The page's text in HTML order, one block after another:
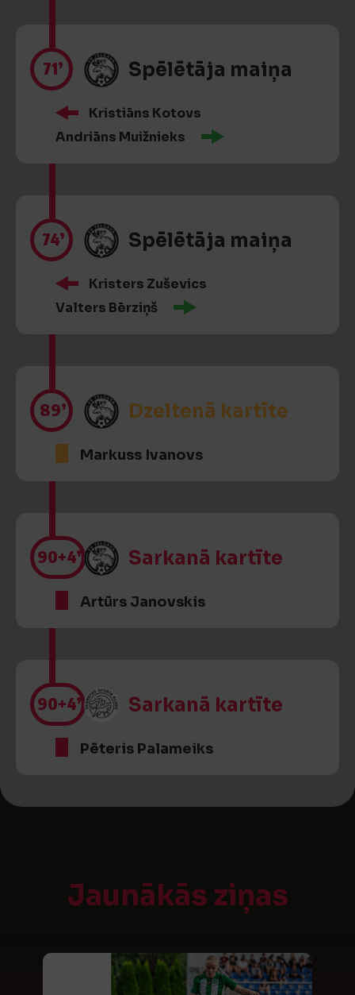
71’ Spēlētāja maiņa
Kristiāns Kotovs
Andriāns Muižnieks
74’ Spēlētāja maiņa
Kristers Zuševics
Valters Bērziņš
89’ Dzeltenā kartīte
Markuss Ivanovs
90+4’ Sarkanā kartīte
Artūrs Janovskis
90+4’ Sarkanā kartīte
Pēteris Palameiks
Jaunākās ziņas